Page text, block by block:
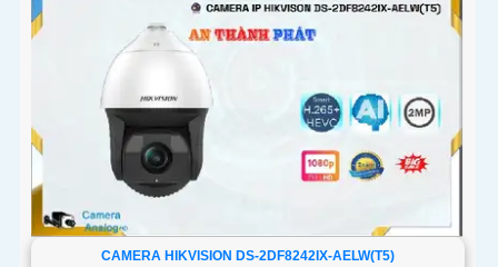
CAMERA HIKVISION DS-2DF8242IX-AELW(T5)